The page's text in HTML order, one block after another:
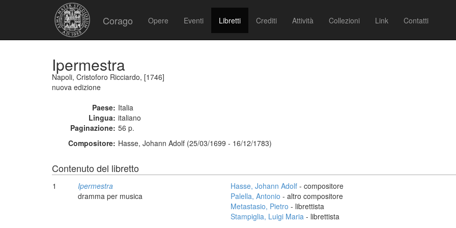
Corago Opere Eventi Libretti Crediti Attività Collezioni Link Contatti
Ipermestra
Napoli, Cristoforo Ricciardo, [1746]
nuova edizione
Paese: Italia
Lingua: italiano
Paginazione: 56 p.
Compositore: Hasse, Johann Adolf (25/03/1699 - 16/12/1783)
Contenuto del libretto
1
Ipermestra
dramma per musica
Hasse, Johann Adolf - compositore
Palella, Antonio - altro compositore
Metastasio, Pietro - librettista
Stampiglia, Luigi Maria - librettista